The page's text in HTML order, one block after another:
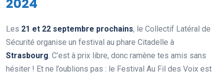
2024
Les 21 et 22 septembre prochains, le Collectif Latéral de
Sécurité organise un festival au phare Citadelle à
Strasbourg. C’est à prix libre, donc ramène tes amis sans
hésiter ! Et ne l’oublions pas : le Festival Au Fil des Voix est